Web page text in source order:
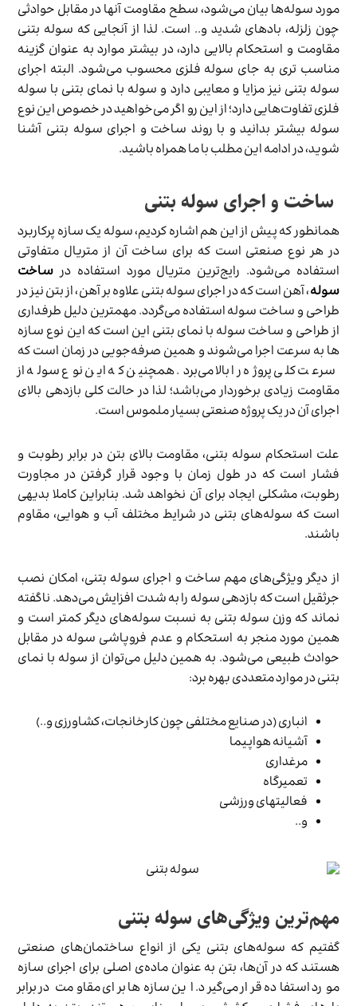
مورد سوله­‌ها بیان می­‌شود، سطح مقاومت آن­ها در مقابل حوادثی
چون زلزله، بادهای شدید و.. است. لذا از آن­جایی که سوله بتنی
مقاومت و استحکام بالایی دارد، در بیشتر موارد به عنوان گزینه
مناسب ­تری به جای سوله فلزی محسوب می‌شود. البته اجرای
سوله بتنی نیز مزایا و معایبی دارد و سوله با نمای بتنی با سوله
فلزی تفاوت­‌هایی دارد؛ از این رو اگر می‌خواهید در خصوص این نوع
سوله بیشتر بدانید و با روند ساخت و اجرای سوله بتنی آشنا
شوید، در ادامه این مطلب با ما همراه باشید.
ساخت و اجرای سوله بتنی
همان­طور که پیش از این هم اشاره کردیم، سوله یک سازه پرکاربرد
در هر نوع صنعتی است که برای ساخت آن از متریال متفاوتی
استفاده می‌­شود. رایج‌ترین متریال مورد استفاده در ساخت
سوله، آهن است که در اجرای سوله بتنی علاوه بر آهن، از بتن نیز در
طراحی و ساخت سوله استفاده می‌گردد. مهم­ترین دلیل طرفداری
از طراحی و ساخت سوله با نمای بتنی این است که این نوع سازه­‌
ها به سرعت اجرا می­‌شوند و همین صرفه­‌جویی در زمان است که
سرعت کلی پروژه را بالا می‌­برد. همچنین که این نوع سوله از
مقاومت زیادی برخوردار می‌­باشد؛ لذا در حالت کلی بازدهی بالای
اجرای آن در یک پروژه صنعتی بسیار ملموس است.
علت استحکام سوله بتنی، مقاومت بالای بتن در برابر رطوبت و
فشار است که در طول زمان با وجود قرار گرفتن در مجاورت
رطوبت، مشکلی ایجاد برای آن نخواهد شد. بنابراین کاملا بدیهی
است که سوله­‌های بتنی در شرایط مختلف آب و هوایی، مقاوم
باشند.
از دیگر ویژگی‌­های مهم ساخت و اجرای سوله بتنی، امکان نصب
جرثقیل است که بازدهی سوله را به شدت افزایش می‌­دهد. ناگفته
نماند که وزن سوله بتنی به نسبت سوله­‌های دیگر کم­تر است و
همین مورد منجر به استحکام و عدم فروپاشی سوله در مقابل
حوادث طبیعی می‌­شود. به همین دلیل می­‌توان از سوله با نمای
بتنی در موارد متعددی بهره برد:
انباری (در صنایع مختلفی چون کارخانجات، کشاورزی و..)
آشیانه هواپیما
مرغداری
تعمیرگاه
فعالیت­های ورزشی
و..
مهم‌ترین ویژگی‌های سوله بتنی
گفتیم که سوله‌های بتنی یکی از انواع ساختمان‌های صنعتی
هستند که در آن‌ها، بتن به عنوان ماده‌ی اصلی برای اجرای سازه
مورد استفاده قرار می‌گیرد. این سازه‌ها برای مقاومت در برابر